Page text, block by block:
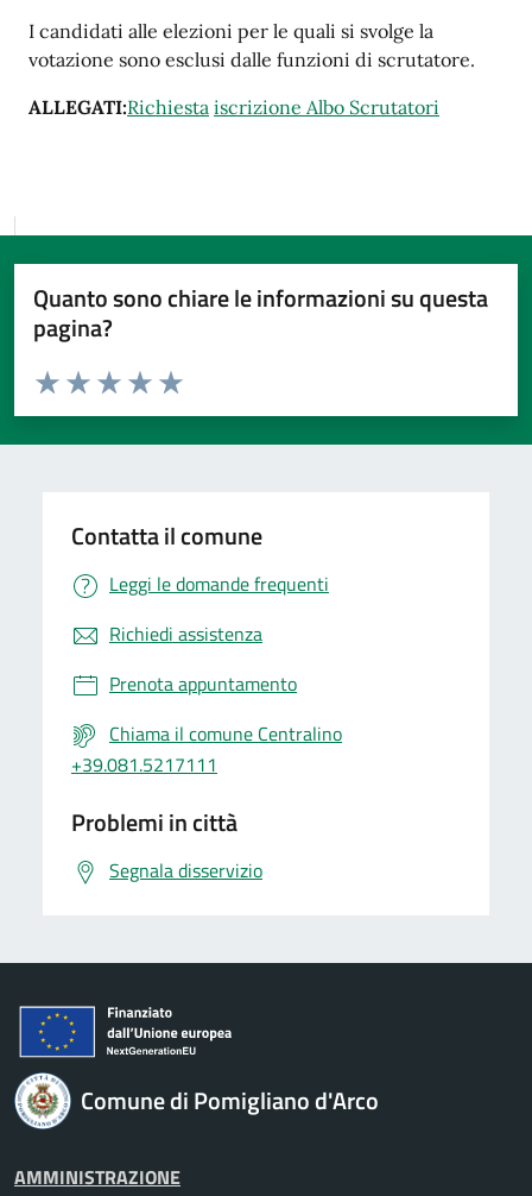
I candidati alle elezioni per le quali si svolge la
votazione sono esclusi dalle funzioni di scrutatore.
ALLEGATI:Richiesta iscrizione Albo Scrutatori
Quanto sono chiare le informazioni su questa
pagina?
Valuta da 1 a 5 stelle la pagina
Valuta 5 stelle su 5
Valuta 4 stelle su 5
Valuta 3 stelle su 5
Valuta 2 stelle su 5
Valuta 1 stelle su 5
Contatta il comune
Leggi le domande frequenti
Richiedi assistenza
Prenota appuntamento
Chiama il comune Centralino
+39.081.5217111
Problemi in città
Segnala disservizio
Comune di Pomigliano d'Arco
AMMINISTRAZIONE